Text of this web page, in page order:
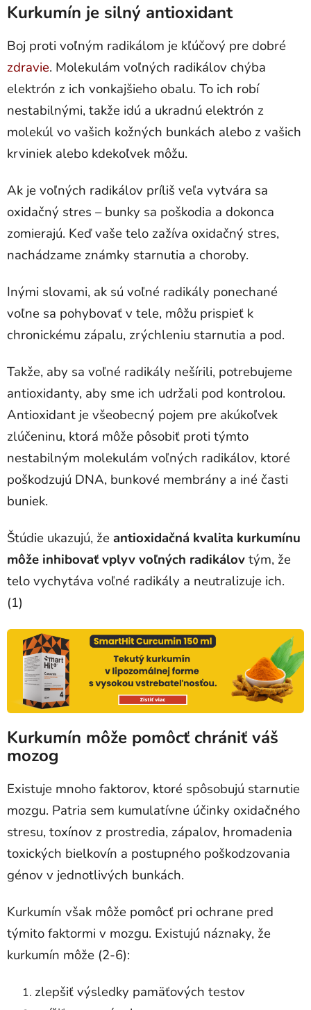
Kurkumín je silný antioxidant
Boj proti voľným radikálom je kľúčový pre dobré
zdravie. Molekulám voľných radikálov chýba
elektrón z ich vonkajšieho obalu. To ich robí
nestabilnými, takže idú a ukradnú elektrón z
molekúl vo vašich kožných bunkách alebo z vašich
krviniek alebo kdekoľvek môžu.
Ak je voľných radikálov príliš veľa vytvára sa
oxidačný stres – bunky sa poškodia a dokonca
zomierajú. Keď vaše telo zažíva oxidačný stres,
nachádzame známky starnutia a choroby.
Inými slovami, ak sú voľné radikály ponechané
voľne sa pohybovať v tele, môžu prispieť k
chronickému zápalu, zrýchleniu starnutia a pod.
Takže, aby sa voľné radikály nešírili, potrebujeme
antioxidanty, aby sme ich udržali pod kontrolou.
Antioxidant je všeobecný pojem pre akúkoľvek
zlúčeninu, ktorá môže pôsobiť proti týmto
nestabilným molekulám voľných radikálov, ktoré
poškodzujú DNA, bunkové membrány a iné časti
buniek.
Štúdie ukazujú, že antioxidačná kvalita kurkumínu
môže inhibovať vplyv voľných radikálovtým, že
telo vychytáva voľné radikály a neutralizuje ich.
(1)
Kurkumín môže pomôcť chrániť váš
mozog
Existuje mnoho faktorov, ktoré spôsobujú starnutie
mozgu. Patria sem kumulatívne účinky oxidačného
stresu, toxínov z prostredia, zápalov, hromadenia
toxických bielkovín a postupného poškodzovania
génov v jednotlivých bunkách.
Kurkumín však môže pomôcť pri ochrane pred
týmito faktormi v mozgu. Existujú náznaky, že
kurkumín môže (2-6):
zlepšiť výsledky pamäťových testov